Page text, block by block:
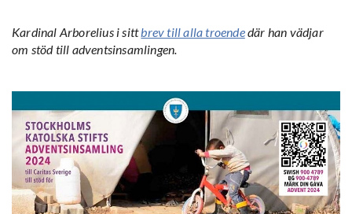
Kardinal Arborelius i sittbrev till alla troendedär han vädjar
om stöd till adventsinsamlingen.